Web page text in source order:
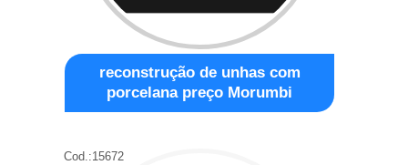
reconstrução de unhas com
porcelana preço Morumbi
Cod.:15672